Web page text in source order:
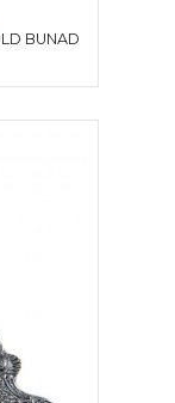
BUNAD